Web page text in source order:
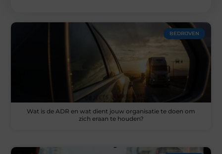
BEDRIJVEN
Wat is de ADR en wat dient jouw organisatie te doen om
zich eraan te houden?